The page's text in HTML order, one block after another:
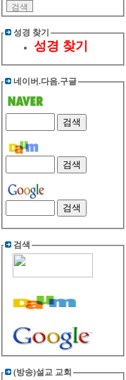
성경 찾기
성경 찾기
네이버.다음.구글
검색
(방송)설교 교회